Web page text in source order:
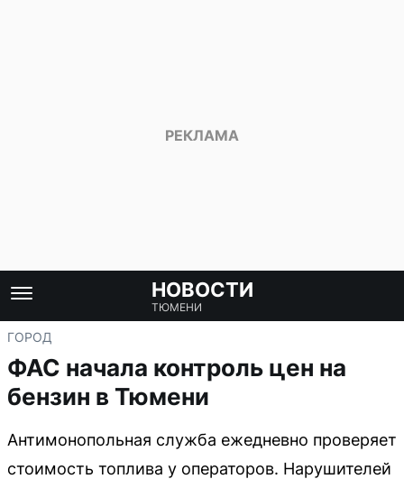
НОВОСТИ
ТЮМЕНИ
ГОРОД
ФАС начала контроль цен на
бензин в Тюмени
Антимонопольная служба ежедневно проверяет
стоимость топлива у операторов. Нарушителей